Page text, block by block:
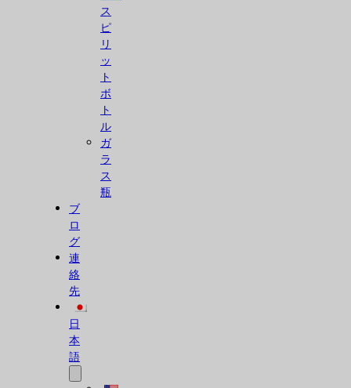
ス
ピ
リ
ッ
ト
ボ
ト
ル
ガ
ラ
ス
瓶
ブ
ロ
グ
連
絡
先
日
本
語